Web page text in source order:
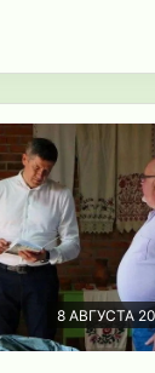
8 АВГУСТА